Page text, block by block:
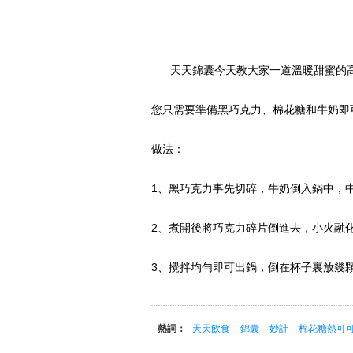
天天錦囊今天教大家一道溫暖甜蜜的
您只需要準備黑巧克力、棉花糖和牛奶即
做法：
1、黑巧克力事先切碎，牛奶倒入鍋中，
2、煮開後將巧克力碎片倒進去，小火融
3、攪拌均勻即可出鍋，倒在杯子裏放幾
熱詞： 天天飲食 錦囊 妙計 棉花糖熱可